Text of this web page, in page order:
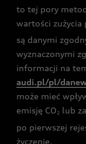
to tej pory
wartości zużycia
są danymi
wyznaczonymi
informacji na
audi.pl/pl/
może mieć
emisję CO2 lub
po pierwszej
życzenie.